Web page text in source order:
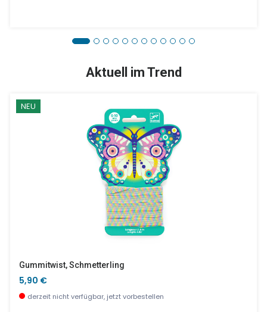
Peter Hase Dessertteller Blau 20 Cm
Aktuell im Trend
NEU
Gummitwist, Schmetterling
5,90 €
derzeit nicht verfügbar, jetzt vorbestellen